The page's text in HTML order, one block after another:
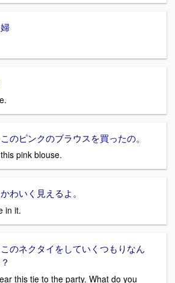
のピンクのブラウスを買ったの。
pink blouse.
わいく見えるよ。
in it.
のネクタイをしていくつもりなん
this tie to the party. What do you